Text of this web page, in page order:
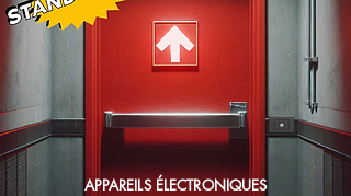
APPAREILS ÉLECTRONIQUES